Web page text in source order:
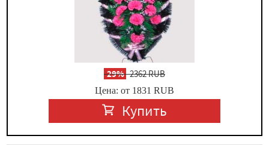
-29%2362 RUB
Цена: от 1831 RUB
Купить